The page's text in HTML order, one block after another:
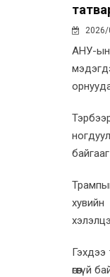
АНУ-ын
Гэхдээ
өгөөгүй